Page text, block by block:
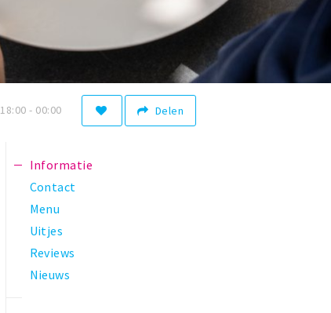
Delen
18:00 - 00:00
Informatie
Contact
Menu
Uitjes
Reviews
Nieuws